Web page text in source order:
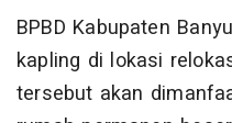
BPBD Kabupaten
kapling di lokasi
tersebut akan